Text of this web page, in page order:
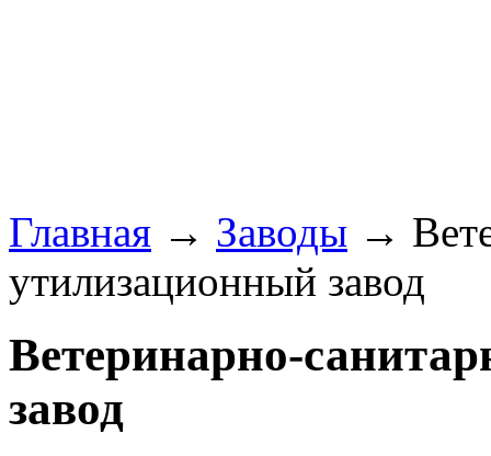
Главная → Заводы →
утилизационный завод
Ветеринарно-
завод